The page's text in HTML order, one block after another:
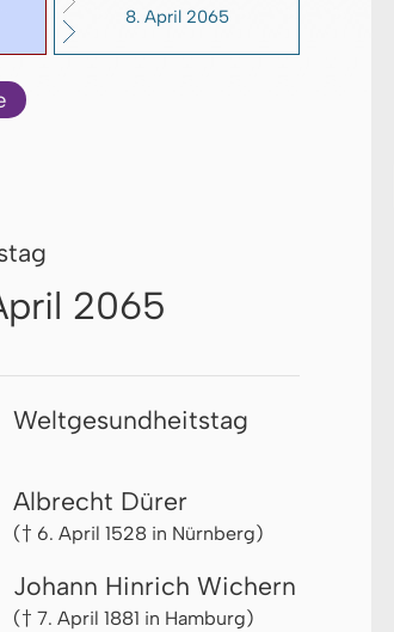
8. April 2065
2065
Welt­ge­sund­heits­tag
Albrecht Dürer
(† 6. April 1528 in Nürnberg)
Johann Hinrich Wichern
(† 7. April 1881 in Hamburg)